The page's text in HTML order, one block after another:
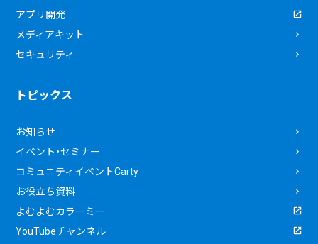
アプリ開発
メディアキット
セキュリティ
トピックス
お知らせ
イベント・セミナー
コミュニティイベントCarty
お役立ち資料
よむよむカラーミー
YouTubeチャンネル